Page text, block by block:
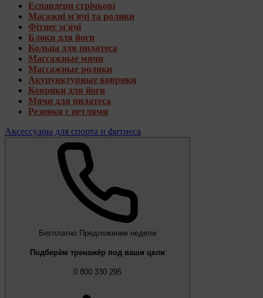
Еспандери стрічкові
Масажні м'ячі та ролики
Фітнес м'ячі
Блоки для йоги
Кольца для пилатеса
Массажные мячи
Массажные ролики
Акупунктурные коврики
Коврики для йоги
Мячи для пилатеса
Резинки с петлями
Аксессуары для спорта и фитнеса
Бесплатно Предложение недели
Подберём тренажёр под ваши цели
0 800 330 295